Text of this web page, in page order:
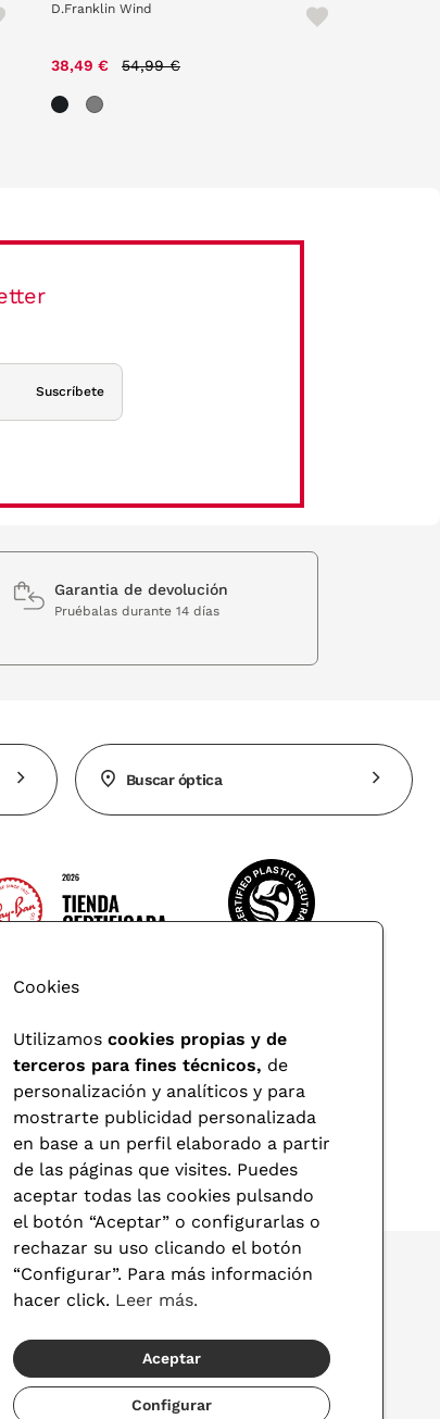
D.Franklin Wind
38,49 € 54,99 €
Suscríbete
Garantia de devolución
Pruébalas durante 14 días
Buscar óptica
© 2026 Visionlab
Cookies
Utilizamos cookies propias y de
terceros para fines técnicos, de
personalización y analíticos y para
mostrarte publicidad personalizada
en base a un perfil elaborado a partir
de las páginas que visites. Puedes
aceptar todas las cookies pulsando
el botón “Aceptar” o configurarlas o
rechazar su uso clicando el botón
“Configurar”. Para más información
hacer click. Leer más.
Aceptar
Configurar